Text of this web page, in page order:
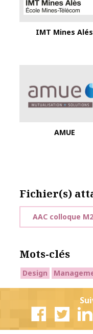
IMT Mines Alés
AMUE
Fichier(s)
AAC colloque
Mots-clés
Design